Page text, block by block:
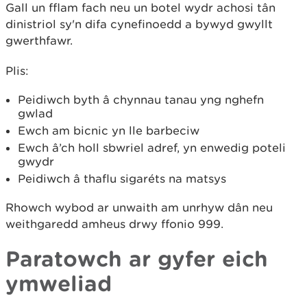
Gall un fflam fach neu un botel wydr achosi tân
dinistriol sy'n difa cynefinoedd a bywyd gwyllt
gwerthfawr.
Plis:
Peidiwch byth â chynnau tanau yng nghefn
gwlad
Ewch am bicnic yn lle barbeciw
Ewch â’ch holl sbwriel adref, yn enwedig poteli
gwydr
Peidiwch â thaflu sigaréts na matsys
Rhowch wybod ar unwaith am unrhyw dân neu
weithgaredd amheus drwy ffonio 999.
Paratowch ar gyfer eich
ymweliad